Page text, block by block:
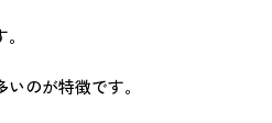
のが特徴です。